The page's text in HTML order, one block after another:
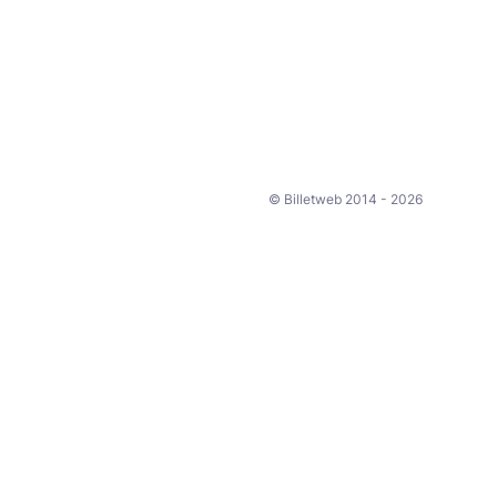
© Billetweb 2014 - 2026